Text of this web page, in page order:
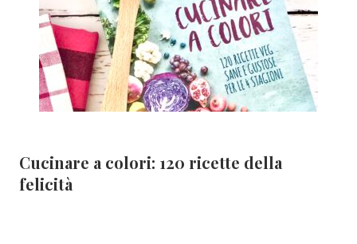
Cucinare a colori: 120 ricette della
felicità